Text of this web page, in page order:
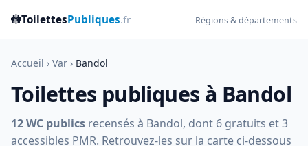
🚻ToilettesPubliques.fr Régions & départements
Accueil › Var › Bandol
Toilettes publiques à Bandol
12 WC publics recensés à Bandol, dont 6 gratuits et 3
accessibles PMR. Retrouvez-les sur la carte ci-dessous